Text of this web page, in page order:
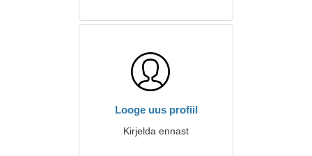
Looge uus profiil
Kirjelda ennast